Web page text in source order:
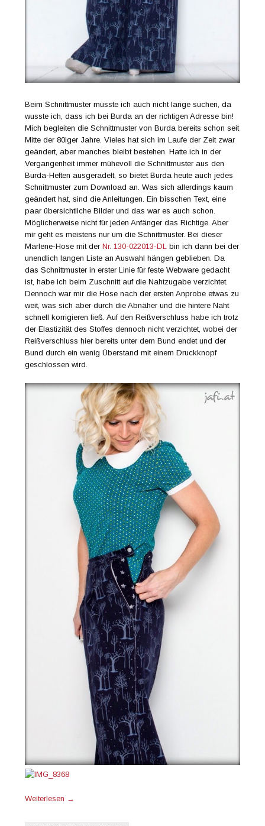
Beim Schnittmuster musste ich auch nicht lange suchen, da
wusste ich, dass ich bei Burda an der richtigen Adresse bin!
Mich begleiten die Schnittmuster von Burda bereits schon seit
Mitte der 80iger Jahre. Vieles hat sich im Laufe der Zeit zwar
geändert, aber manches bleibt bestehen. Hatte ich in der
Vergangenheit immer mühevoll die Schnittmuster aus den
Burda-Heften ausgeradelt, so bietet Burda heute auch jedes
Schnittmuster zum Download an. Was sich allerdings kaum
geändert hat, sind die Anleitungen. Ein bisschen Text, eine
paar übersichtliche Bilder und das war es auch schon.
Möglicherweise nicht für jeden Anfänger das Richtige. Aber
mir geht es meistens nur um die Schnittmuster. Bei dieser
Marlene-Hose mit derNr. 130-022013-DL bin ich dann bei der
unendlich langen Liste an Auswahl hängen geblieben. Da
das Schnittmuster in erster Linie für feste Webware gedacht
ist, habe ich beim Zuschnitt auf die Nahtzugabe verzichtet.
Dennoch war mir die Hose nach der ersten Anprobe etwas zu
weit, was sich aber durch die Abnäher und die hintere Naht
schnell korrigieren ließ. Auf den Reißverschluss habe ich trotz
der Elastizität des Stoffes dennoch nicht verzichtet, wobei der
Reißverschluss hier bereits unter dem Bund endet und der
Bund durch ein wenig Überstand mit einem Druckknopf
geschlossen wird.
Weiterlesen →